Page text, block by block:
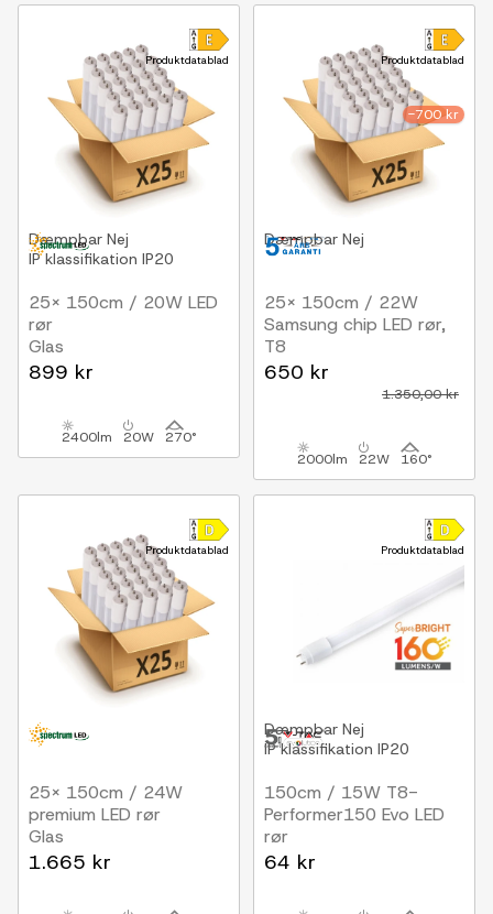
Produktdatablad
Dæmpbar Nej
IP klassifikation IP20
25x 150cm / 20W LED
rør
Glas
899 kr
2400lm 20W 270°
Produktdatablad
-700 kr
Dæmpbar Nej
25x 150cm / 22W
Samsung chip LED rør,
T8
4000K, 5 års
producentgaranti
650 kr
1.350,00 kr
2000lm 22W 160°
Produktdatablad
25x 150cm / 24W
premium LED rør
Glas
1.665 kr
Produktdatablad
Dæmpbar Nej
IP klassifikation IP20
150cm / 15W T8-
Performer150 Evo LED
rør
160lm/W
64 kr